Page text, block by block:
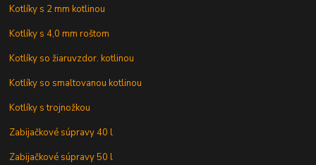
Kotlíky s 2 mm kotlinou
Kotlíky s 4,0 mm roštom
Kotlíky so žiaruvzdor. kotlinou
Kotlíky so smaltovanou kotlinou
Kotlíky s trojnožkou
Zabijačkové súpravy 40 l
Zabijačkové súpravy 50 l